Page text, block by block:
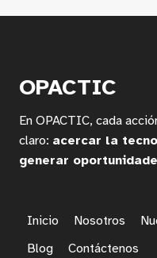
OPACTIC
En OPACTIC, cada
claro: acercar la
generar
Inicio Nosotros
Blog
Contáctenos